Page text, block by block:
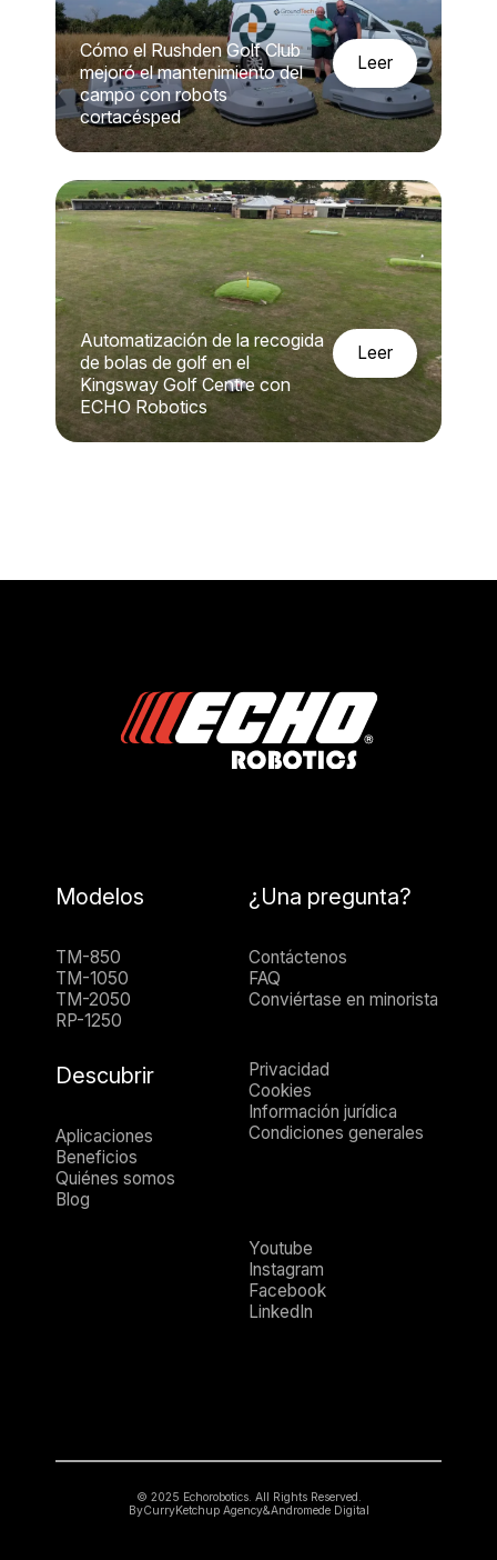
Cómo el Rushden Golf Club
mejoró el mantenimiento del
campo con robots
cortacésped
leer
Automatización de la recogida
de bolas de golf en el
Kingsway Golf Centre con
ECHO Robotics
leer
Modelos
TM-850
TM-1050
TM-2050
RP-1250
¿Una pregunta?
Contáctenos
FAQ
Conviértase en minorista
Descubrir
Aplicaciones
Beneficios
Quiénes somos
Blog
Privacidad
Cookies
Información jurídica
Condiciones generales
Youtube
Instagram
Facebook
LinkedIn
© 2025 Echorobotics. All Rights Reserved.
ByCurryKetchup Agency&Andromede Digital